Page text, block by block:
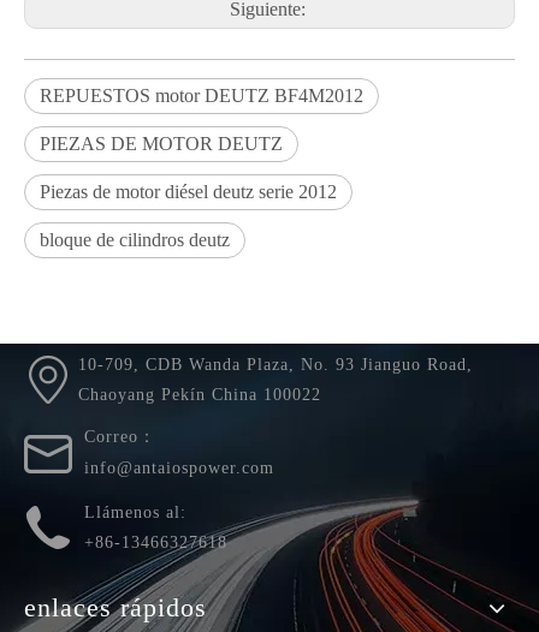
Siguiente:
REPUESTOS motor DEUTZ BF4M2012
PIEZAS DE MOTOR DEUTZ
Piezas de motor diésel deutz serie 2012
bloque de cilindros deutz
10-709, CDB Wanda Plaza, No. 93 Jianguo Road,
Chaoyang Pekín China 100022
Correo：
info@antaiospower.com
Llámenos al:
+86-13466327618
enlaces rápidos